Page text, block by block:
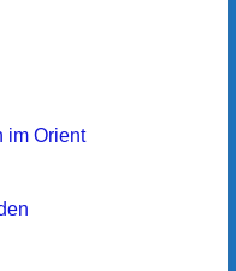
im Orient